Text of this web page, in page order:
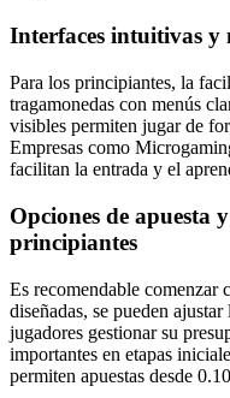
Interfaces intuitivas y
Para los principiantes, la
tragamonedas con menús
visibles permiten jugar de
Empresas como
facilitan la entrada y el
Opciones de apuesta
principiantes
Es recomendable comenzar
diseñadas, se pueden
jugadores gestionar su
importantes en etapas
permiten apuestas desde